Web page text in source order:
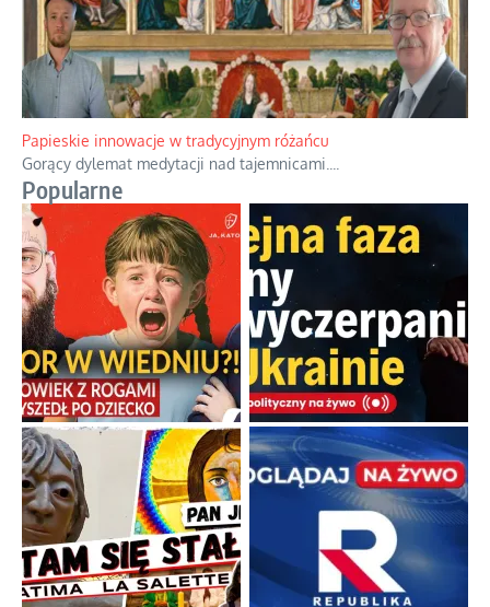
Kamienie i siekiery przeciw czołgom
Gorzka analityka decyzji warszawskich dowódców.
Papieskie innowacje w tradycyjnym różańcu
Gorący dylemat medytacji nad tajemnicami.
Popularne